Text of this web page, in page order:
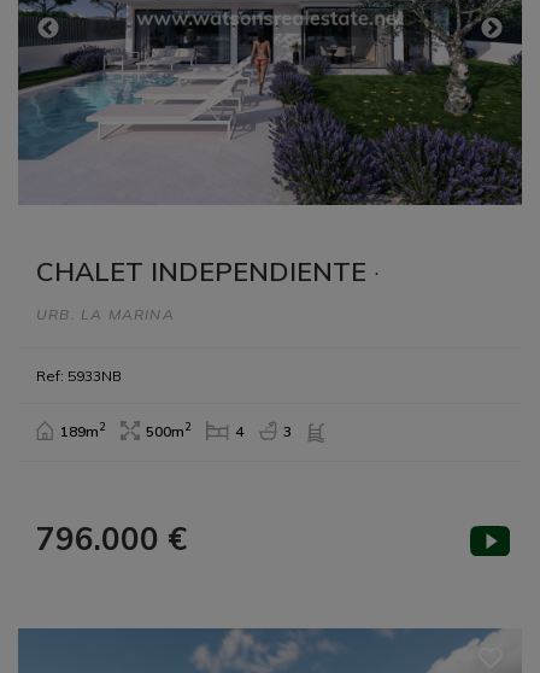
CHALET INDEPENDIENTE ·
URB. LA MARINA
Ref: 5933NB
189m2 500m2 4 3
796.000 €